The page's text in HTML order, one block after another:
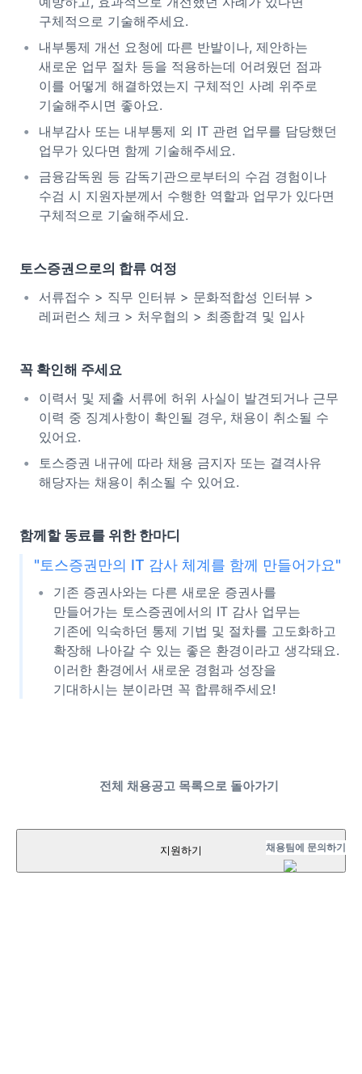
구체적으로 기술해주세요.
내부통제 개선 요청에 따른 반발이나, 제안하는
새로운 업무 절차 등을 적용하는데 어려웠던 점과
이를 어떻게 해결하였는지 구체적인 사례 위주로
기술해주시면 좋아요.
내부감사 또는 내부통제 외 IT 관련 업무를 담당했던
업무가 있다면 함께 기술해주세요.
금융감독원 등 감독기관으로부터의 수검 경험이나
수검 시 지원자분께서 수행한 역할과 업무가 있다면
구체적으로 기술해주세요.
토스증권으로의 합류 여정
서류접수 > 직무 인터뷰 > 문화적합성 인터뷰 >
레퍼런스 체크 > 처우협의 > 최종합격 및 입사
꼭 확인해 주세요
이력서 및 제출 서류에 허위 사실이 발견되거나 근무
이력 중 징계사항이 확인될 경우, 채용이 취소될 수
있어요.
토스증권 내규에 따라 채용 금지자 또는 결격사유
해당자는 채용이 취소될 수 있어요.
함께할 동료를 위한 한마디
"토스증권만의 IT 감사 체계를 함께 만들어가요"
기존 증권사와는 다른 새로운 증권사를
만들어가는 토스증권에서의 IT 감사 업무는
기존에 익숙하던 통제 기법 및 절차를 고도화하고
확장해 나아갈 수 있는 좋은 환경이라고 생각돼요.
이러한 환경에서 새로운 경험과 성장을
기대하시는 분이라면 꼭 합류해주세요!
전체 채용공고 목록으로 돌아가기
지원하기 채용팀에 문의하기